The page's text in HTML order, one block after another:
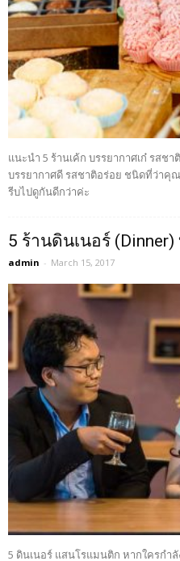
แนะนำ 5 ร้านเค้ก บรรยากาศเก๋ รสช
บรรยากาศดี รสชาติอร่อย ชนิดที่ว่าคุ
รีบไปดูกันดีกว่าค่ะ
5 ร้านดินเนอร์
admin - March 15, 2017
5 ดินเนอร์ แสนโรแมนติก หากใครกำ